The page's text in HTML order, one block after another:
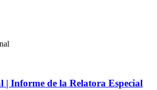
| Informe de la Relatora Especial